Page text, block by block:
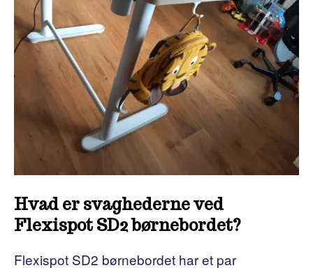
Hvad er svaghederne ved
Flexispot SD2 børnebordet?
Flexispot SD2 børnebordet har et par